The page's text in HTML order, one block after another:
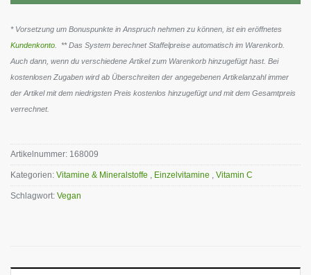
* Vorsetzung um Bonuspunkte in Anspruch nehmen zu können, ist ein eröffnetes
Kundenkonto . ** Das System berechnet Staffelpreise automatisch im Warenkorb.
Auch dann, wenn du verschiedene Artikel zum Warenkorb hinzugefügt hast. Bei
kostenlosen Zugaben wird ab Überschreiten der angegebenen Artikelanzahl immer
der Artikel mit dem niedrigsten Preis kostenlos hinzugefügt und mit dem Gesamtpreis
verrechnet.
Artikelnummer: 168009
Kategorien: Vitamine & Mineralstoffe , Einzelvitamine , Vitamin C
Schlagwort: Vegan